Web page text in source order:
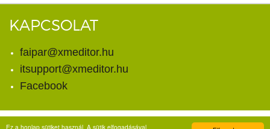
Ez a honlap sütiket használ. A sütik elfogadásával
KAPCSOLAT
faipar@xmeditor.hu
itsupport@xmeditor.hu
Facebook